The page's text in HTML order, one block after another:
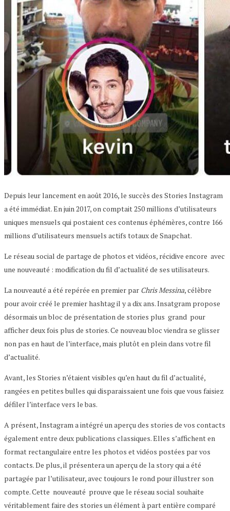
Depuis leur lancement en août 2016, le succès des Stories Instagram
a été immédiat. En juin 2017, on comptait 250 millions d’utilisateurs
uniques mensuels qui postaient ces contenus éphémères, contre 166
millions d’utilisateurs mensuels actifs totaux de Snapchat.
Le réseau social de partage de photos et vidéos, récidive encore avec
une nouveauté : modification du fil d’actualité de ses utilisateurs.
La nouveauté a été repérée en premier par Chris Messina, célèbre
pour avoir créé le premier hashtag il y a dix ans. Insatgram propose
désormais un bloc de présentation de stories plus grand pour
afficher deux fois plus de stories. Ce nouveau bloc viendra se glisser
non pas en haut de l’interface, mais plutôt en plein dans votre fil
d’actualité.
Avant, les Stories n’étaient visibles qu’en haut du fil d’actualité,
rangées en petites bulles qui disparaissaient une fois que vous faisiez
défiler l’interface vers le bas.
A présent, Instagram a intégré un aperçu des stories de vos contacts
également entre deux publications classiques. Elles s’affichent en
format rectangulaire entre les photos et vidéos postées par vos
contacts. De plus, il présentera un aperçu de la story qui a été
partagée par l’utilisateur, avec toujours le rond pour illustrer son
compte. Cette nouveauté prouve que le réseau social souhaite
véritablement faire des stories un élément à part entière comparé